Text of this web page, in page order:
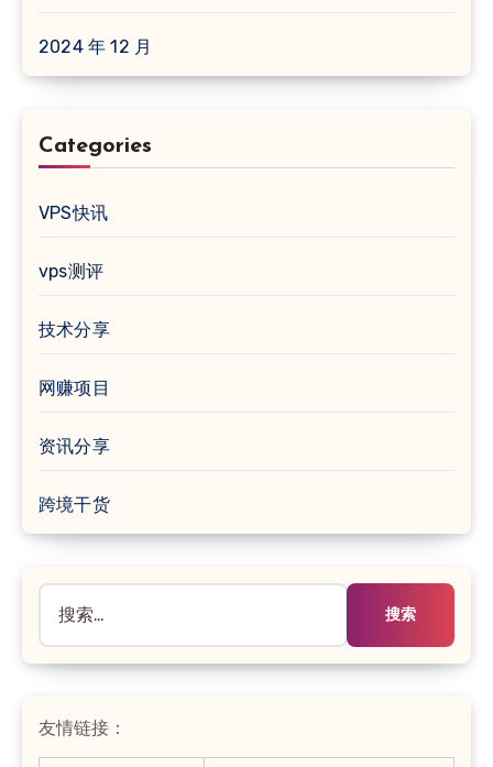
2024 年 12 月
Categories
VPS快讯
vps测评
技术分享
网赚项目
资讯分享
跨境干货
索：
友情链接：